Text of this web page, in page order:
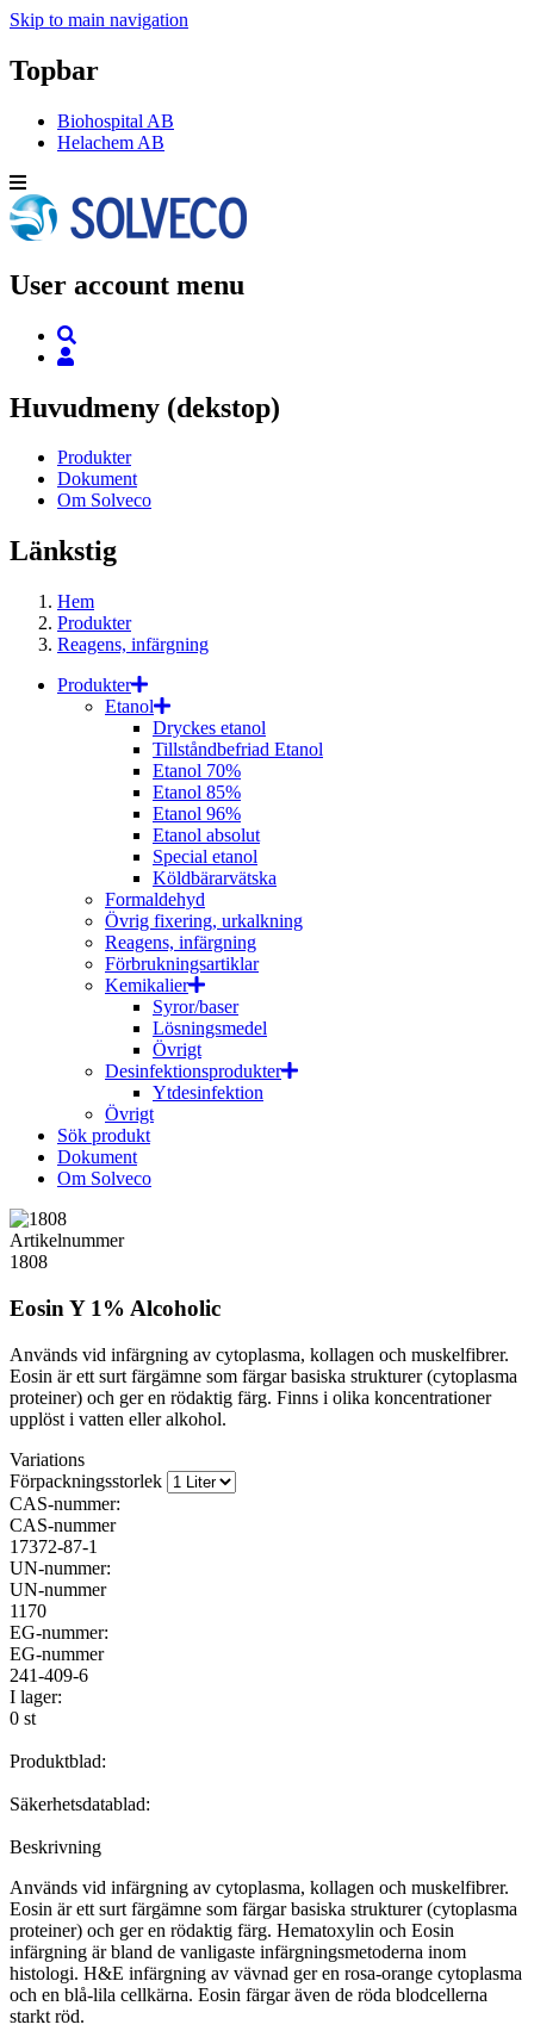
Skip to main navigation
Topbar
Biohospital AB
Helachem AB
User account menu
Huvudmeny (dekstop)
Produkter
Dokument
Om Solveco
Länkstig
Hem
Produkter
Reagens, infärgning
Produkter
Etanol
Dryckes etanol
Tillståndbefriad Etanol
Etanol 70%
Etanol 85%
Etanol 96%
Etanol absolut
Special etanol
Köldbärarvätska
Formaldehyd
Övrig fixering, urkalkning
Reagens, infärgning
Förbrukningsartiklar
Kemikalier
Syror/baser
Lösningsmedel
Övrigt
Desinfektionsprodukter
Ytdesinfektion
Övrigt
Sök produkt
Dokument
Om Solveco
Artikelnummer
1808
Eosin Y 1% Alcoholic
Används vid infärgning av cytoplasma, kollagen och muskelfibrer.
Eosin är ett surt färgämne som färgar basiska strukturer (cytoplasma
proteiner) och ger en rödaktig färg. Finns i olika koncentrationer
upplöst i vatten eller alkohol.
Variations
Förpackningsstorlek
CAS-nummer:
CAS-nummer
17372-87-1
UN-nummer:
UN-nummer
1170
EG-nummer:
EG-nummer
241-409-6
I lager:
0 st
Produktblad:
Säkerhetsdatablad:
Beskrivning
Används vid infärgning av cytoplasma, kollagen och muskelfibrer.
Eosin är ett surt färgämne som färgar basiska strukturer (cytoplasma
proteiner) och ger en rödaktig färg. Hematoxylin och Eosin
infärgning är bland de vanligaste infärgningsmetoderna inom
histologi. H&E infärgning av vävnad ger en rosa-orange cytoplasma
och en blå-lila cellkärna. Eosin färgar även de röda blodcellerna
starkt röd.